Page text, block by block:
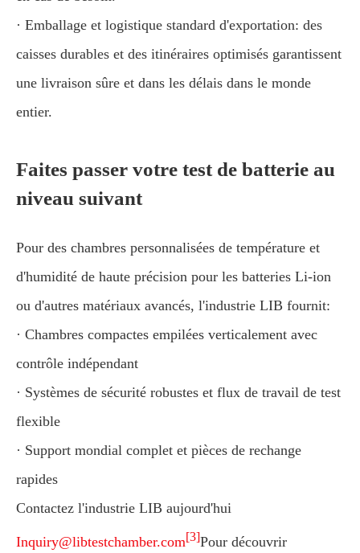
· Emballage et logistique standard d'exportation: des
caisses durables et des itinéraires optimisés garantissent
une livraison sûre et dans les délais dans le monde
entier.
Faites passer votre test de batterie au
niveau suivant
Pour des chambres personnalisées de température et
d'humidité de haute précision pour les batteries Li-ion
ou d'autres matériaux avancés, l'industrie LIB fournit:
· Chambres compactes empilées verticalement avec
contrôle indépendant
· Systèmes de sécurité robustes et flux de travail de test
flexible
· Support mondial complet et pièces de rechange
rapides
Contactez l'industrie LIB aujourd'hui
Inquiry@libtestchamber.com[3]Pour découvrir